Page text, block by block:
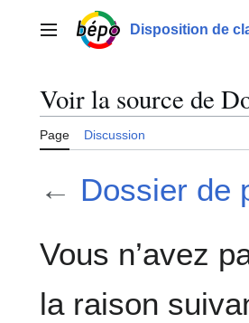
contenuMenu principalDisposition de
Voir la source de
Page Discussion
← Dossier de
Vous n’avez
la raison